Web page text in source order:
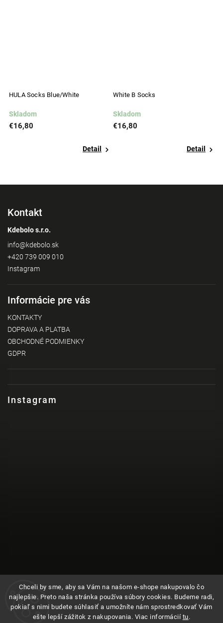
Chceli by sme, aby sa Vám na našom e-shope nakupovalo čo
najlepšie. Preto naša stránka používa súbory cookies. Budeme radi,
pokiaľ s nimi budete súhlasiť a umožníte nám sprostredkovať Vám
ešte lepší zážitok z nakupovania. Viac informácií tu.
HULA Socks Blue/White
Skladom
€16,80
Detail
White B Socks
Skladom
€16,80
Detail
Instagram
Sledovať na Instagrame
Kontakt
Kdebolo s.r.o.
info@kdebolo.sk
+420 739 009 010
Instagram
Informácie pre vás
KONTAKTY
DOPRAVA A PLATBA
OBCHODNÉ PODMIENKY
GDPR